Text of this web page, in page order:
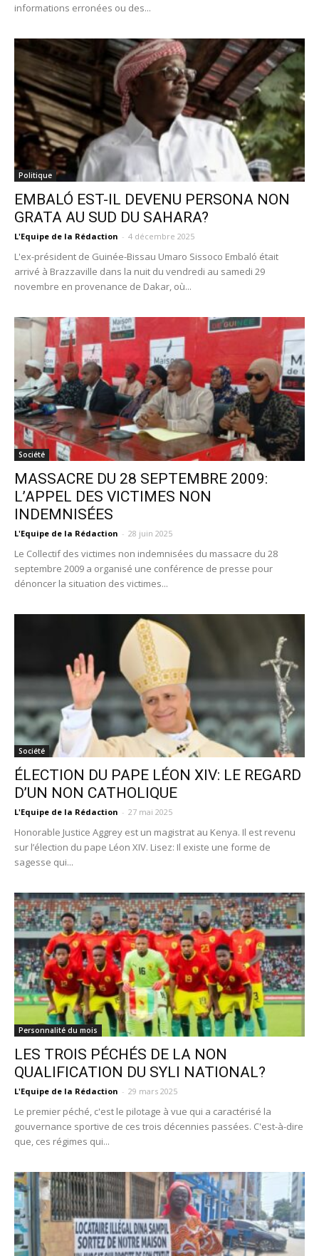
informations erronées ou des...
Politique
EMBALÓ EST-IL DEVENU PERSONA NON
GRATA AU SUD DU SAHARA?
L'Equipe de la Rédaction - 4 décembre 2025
L'ex-président de Guinée-Bissau Umaro Sissoco Embaló était
arrivé à Brazzaville dans la nuit du vendredi au samedi 29
novembre en provenance de Dakar, où...
Société
MASSACRE DU 28 SEPTEMBRE 2009:
L’APPEL DES VICTIMES NON
INDEMNISÉES
L'Equipe de la Rédaction - 28 juin 2025
Le Collectif des victimes non indemnisées du massacre du 28
septembre 2009 a organisé une conférence de presse pour
dénoncer la situation des victimes...
Société
ÉLECTION DU PAPE LÉON XIV: LE REGARD
D’UN NON CATHOLIQUE
L'Equipe de la Rédaction - 27 mai 2025
Honorable Justice Aggrey est un magistrat au Kenya. Il est revenu
sur l’élection du pape Léon XIV. Lisez: Il existe une forme de
sagesse qui...
Personnalité du mois
LES TROIS PÉCHÉS DE LA NON
QUALIFICATION DU SYLI NATIONAL?
L'Equipe de la Rédaction - 29 mars 2025
Le premier péché, c'est le pilotage à vue qui a caractérisé la
gouvernance sportive de ces trois décennies passées. C'est-à-dire
que, ces régimes qui...